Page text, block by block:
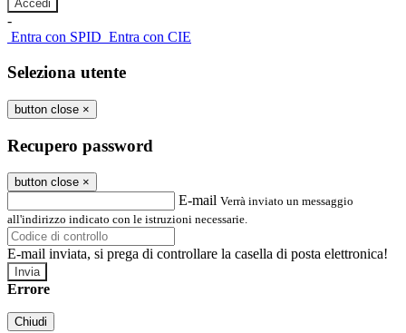
-
Entra con SPID Entra con CIE
Seleziona utente
button close ×
Recupero password
button close ×
E-mail Verrà inviato un messaggio
all'indirizzo indicato con le istruzioni necessarie.
E-mail inviata, si prega di controllare la casella di posta elettronica!
Errore
Chiudi